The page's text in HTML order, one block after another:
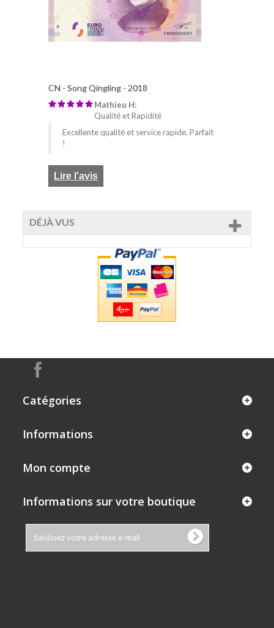
CN - Song Qingling - 2018
Mathieu H:
Qualité et Rapidité
Excellente qualité et service rapide. Parfait
!
Lire l'avis
DÉJÀ VUS
Catégories
Informations
Mon compte
Informations sur votre boutique